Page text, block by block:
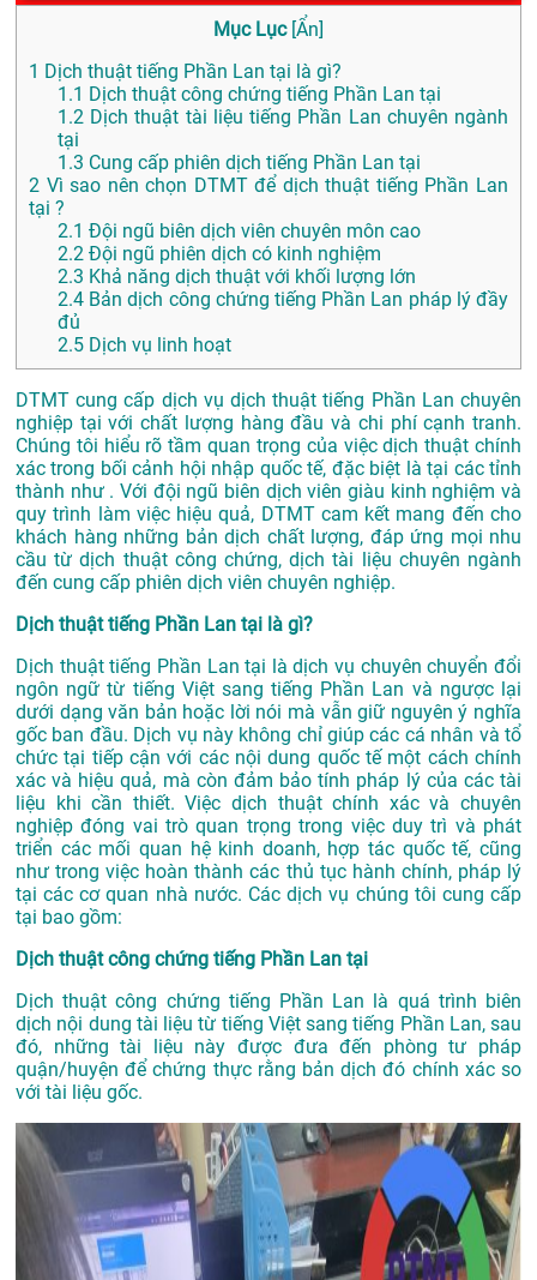
Mục Lục [Ẩn]
1 Dịch thuật tiếng Phần Lan tại là gì?
1.1 Dịch thuật công chứng tiếng Phần Lan tại
1.2 Dịch thuật tài liệu tiếng Phần Lan chuyên ngành
tại
1.3 Cung cấp phiên dịch tiếng Phần Lan tại
2 Vì sao nên chọn DTMT để dịch thuật tiếng Phần Lan
tại ?
2.1 Đội ngũ biên dịch viên chuyên môn cao
2.2 Đội ngũ phiên dịch có kinh nghiệm
2.3 Khả năng dịch thuật với khối lượng lớn
2.4 Bản dịch công chứng tiếng Phần Lan pháp lý đầy
đủ
2.5 Dịch vụ linh hoạt
DTMT cung cấp dịch vụ dịch thuật tiếng Phần Lan chuyên
nghiệp tại với chất lượng hàng đầu và chi phí cạnh tranh.
Chúng tôi hiểu rõ tầm quan trọng của việc dịch thuật chính
xác trong bối cảnh hội nhập quốc tế, đặc biệt là tại các tỉnh
thành như . Với đội ngũ biên dịch viên giàu kinh nghiệm và
quy trình làm việc hiệu quả, DTMT cam kết mang đến cho
khách hàng những bản dịch chất lượng, đáp ứng mọi nhu
cầu từ dịch thuật công chứng, dịch tài liệu chuyên ngành
đến cung cấp phiên dịch viên chuyên nghiệp.
Dịch thuật tiếng Phần Lan tại là gì?
Dịch thuật tiếng Phần Lan tại là dịch vụ chuyên chuyển đổi
ngôn ngữ từ tiếng Việt sang tiếng Phần Lan và ngược lại
dưới dạng văn bản hoặc lời nói mà vẫn giữ nguyên ý nghĩa
gốc ban đầu. Dịch vụ này không chỉ giúp các cá nhân và tổ
chức tại tiếp cận với các nội dung quốc tế một cách chính
xác và hiệu quả, mà còn đảm bảo tính pháp lý của các tài
liệu khi cần thiết. Việc dịch thuật chính xác và chuyên
nghiệp đóng vai trò quan trọng trong việc duy trì và phát
triển các mối quan hệ kinh doanh, hợp tác quốc tế, cũng
như trong việc hoàn thành các thủ tục hành chính, pháp lý
tại các cơ quan nhà nước. Các dịch vụ chúng tôi cung cấp
tại bao gồm:
Dịch thuật công chứng tiếng Phần Lan tại
Dịch thuật công chứng tiếng Phần Lan là quá trình biên
dịch nội dung tài liệu từ tiếng Việt sang tiếng Phần Lan, sau
đó, những tài liệu này được đưa đến phòng tư pháp
quận/huyện để chứng thực rằng bản dịch đó chính xác so
với tài liệu gốc.